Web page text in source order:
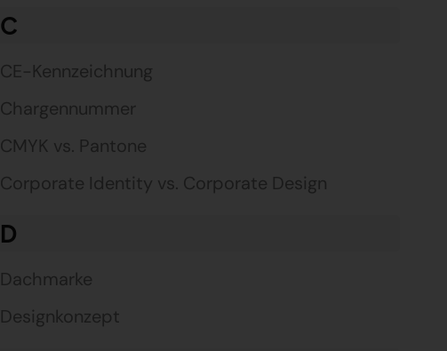
C
CE-Kennzeichnung
Chargennummer
CMYK vs. Pantone
Corporate Identity vs. Corporate Design
D
Dachmarke
Designkonzept